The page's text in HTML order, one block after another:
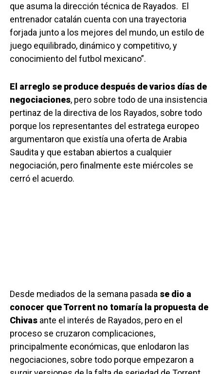
que asuma la dirección técnica de Rayados. El
entrenador catalán cuenta con una trayectoria
forjada junto a los mejores del mundo, un estilo de
juego equilibrado, dinámico y competitivo, y
conocimiento del futbol mexicano”.
El arreglo se produce después de varios días de
negociaciones, pero sobre todo de una insistencia
pertinaz de la directiva de los Rayados, sobre todo
porque los representantes del estratega europeo
argumentaron que existía una oferta de Arabia
Saudita y que estaban abiertos a cualquier
negociación, pero finalmente este miércoles se
cerró el acuerdo.
Desde mediados de la semana pasada se dio a
conocer que Torrent no tomaría la propuesta de
Chivas ante el interés de Rayados, pero en el
proceso se cruzaron complicaciones,
principalmente económicas, que enlodaron las
negociaciones, sobre todo porque empezaron a